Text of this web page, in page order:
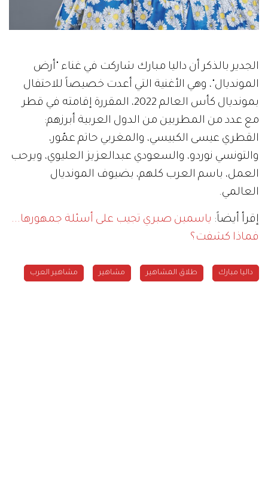
الجدير بالذكر أن داليا مبارك شاركت في غناء "أرض
المونديال"، وهي الأغنية التي أعدت خصيصاً للاحتفال
بمونديال كأس العالم 2022، المقررة إقامته في قطر
مع عدد من المطربين من الدول العربية أبرزهم:
القطري عيسى الكبيسي، والمغربي حاتم عمّور،
والتونسي نوردو، والسعودي عبدالعزيز العليوي، ويرحب
العمل، باسم العرب كلهم، بضيوف المونديال
العالمي.
إقرأ أيضاً: ياسمين صبري تجيب على أسئلة جمهورها...
فماذا كشفت؟
داليا مبارك طلاق المشاهير مشاهير مشاهير العرب